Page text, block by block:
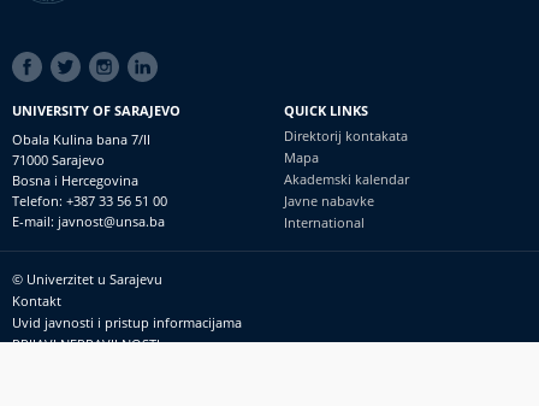
SOCIAL
LINKS
UNIVERSITY OF SARAJEVO
Obala Kulina bana 7/II
71000 Sarajevo
Bosna i Hercegovina
Telefon: +387 33 56 51 00
E-mail: javnost@unsa.ba
QUICK LINKS
Direktorij kontakata
Mapa
Akademski kalendar
Javne nabavke
International
Footer
meni
© Univerzitet u Sarajevu
Kontakt
Uvid javnosti i pristup informacijama
PRIJAVI NEPRAVILNOSTI